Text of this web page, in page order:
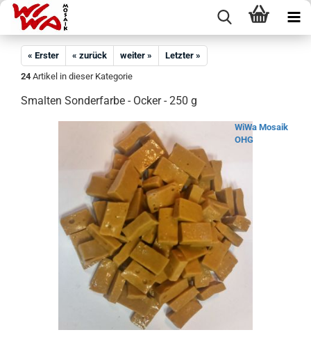
« Erster « zurück weiter »
Letzter »
24 Artikel in dieser Kategorie
Smalten Sonderfarbe - Ocker - 250 g
WiWa Mosaik
OHG